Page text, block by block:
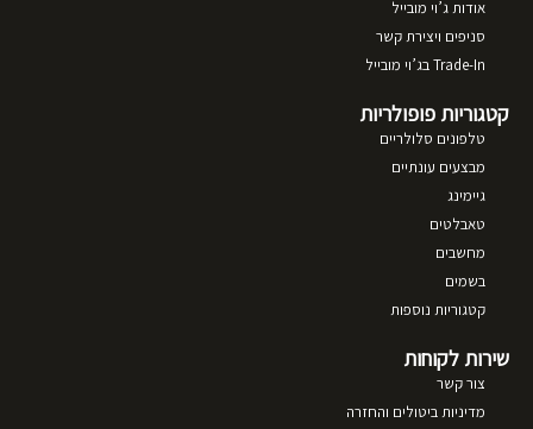
אודות ג’וי מובייל
סניפים ויצירת קשר
Trade-In בג’וי מובייל
קטגוריות פופולריות
טלפונים סלולריים
מבצעים עונתיים
גיימינג
טאבלטים
מחשבים
בשמים
קטגוריות נוספות
שירות לקוחות
צור קשר
מדיניות ביטולים והחזרה